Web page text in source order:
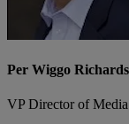
Per Wiggo
VP Director of